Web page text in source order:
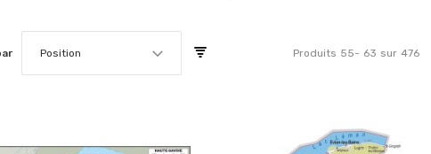
Position Produits 55- 63 sur 476